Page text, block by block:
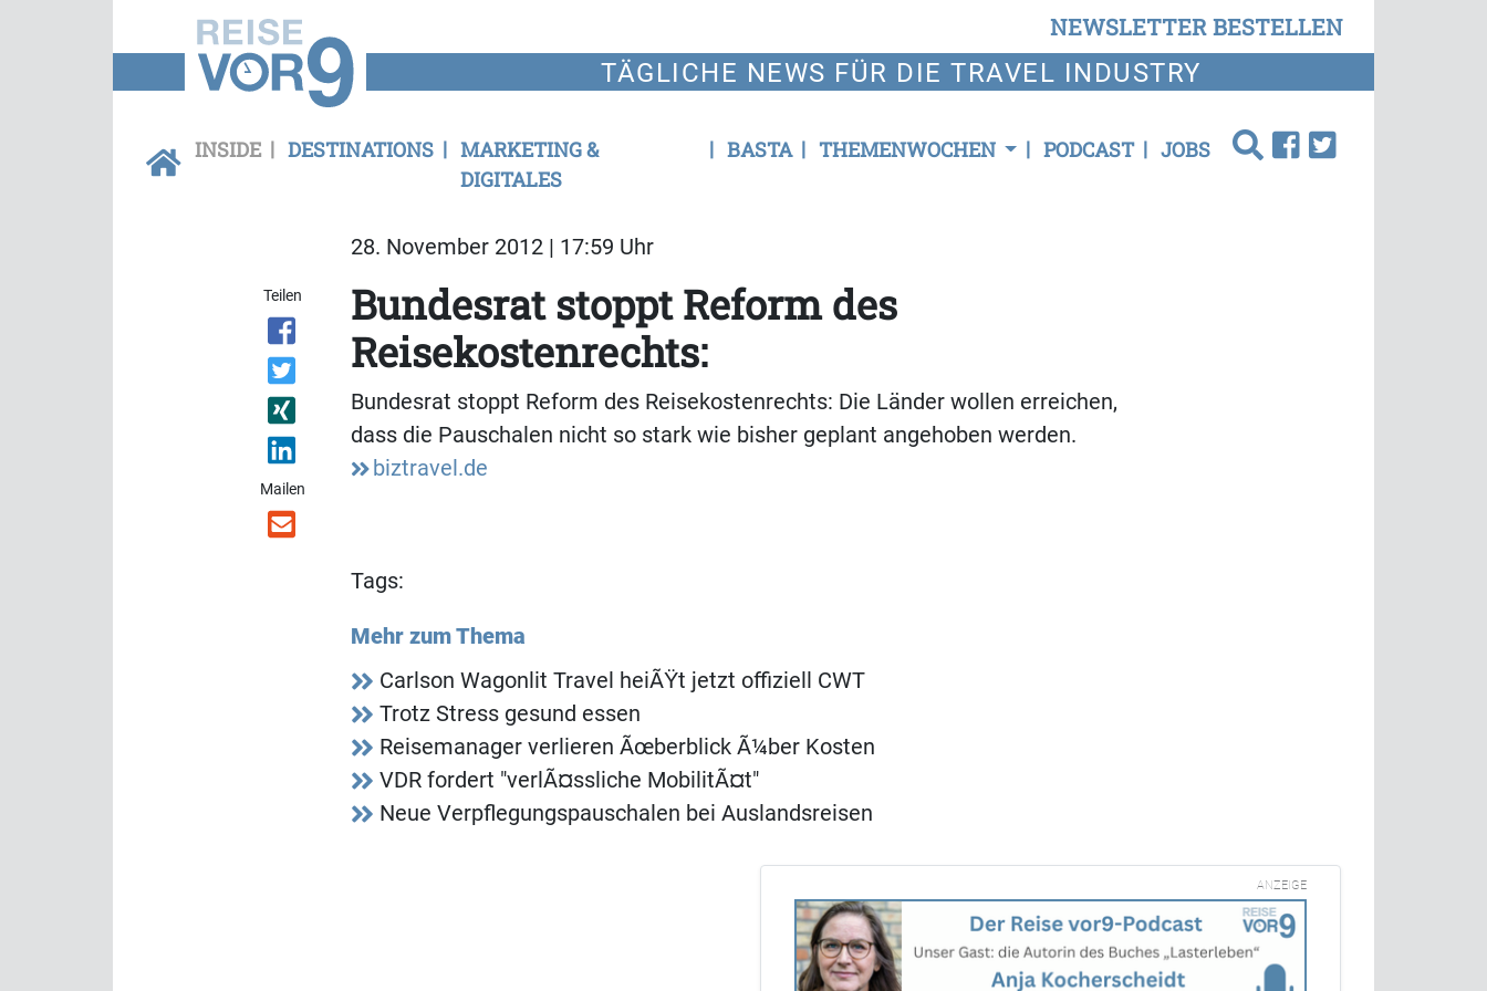
NEWSLETTER BESTELLEN
TÄGLICHE NEWS FÜR DIE TRAVEL INDUSTRY
INSIDE DESTINATIONS
MARKETING &
DIGITALES
BASTA THEMENWOCHEN PODCAST JOBS
28. November 2012 | 17:59 Uhr
Teilen
Mailen
Bundesrat stoppt Reform des
Reisekostenrechts:
Bundesrat stoppt Reform des Reisekostenrechts: Die Länder wollen erreichen,
dass die Pauschalen nicht so stark wie bisher geplant angehoben werden.
biztravel.de
Tags:
Mehr zum Thema
Carlson Wagonlit Travel heiÃŸt jetzt offiziell CWT
Trotz Stress gesund essen
Reisemanager verlieren Ãœberblick Ã¼ber Kosten
VDR fordert "verlÃ¤ssliche MobilitÃ¤t"
Neue Verpflegungspauschalen bei Auslandsreisen
ANZEIGE